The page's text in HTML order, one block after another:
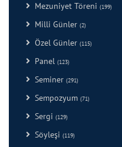
Mezuniyet Töreni (199)
Milli Günler (2)
Özel Günler (115)
Panel (123)
Seminer (291)
Sempozyum (71)
Sergi (129)
Söyleşi (119)